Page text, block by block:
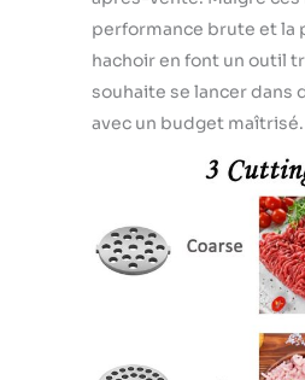
performance brute et la
hachoir en font un outil
souhaite se lancer dans
avec un budget maîtrisé.